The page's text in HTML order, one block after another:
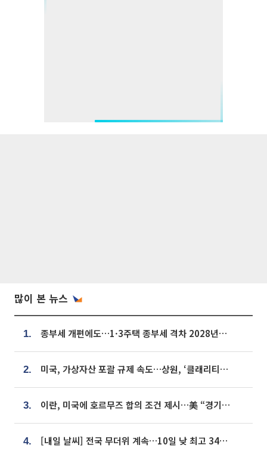
많이 본 뉴스
1. 종부세 개편에도…1·3주택 종부세 격차 2028년부터 확대
2. 미국, 가상자산 포괄 규제 속도…상원, ‘클래리티법’ 9월 절차투표 추진
3. 이란, 미국에 호르무즈 합의 조건 제시…美 “경기 아직 안 끝나” [종합]
4. [내일 날씨] 전국 무더위 계속…10일 낮 최고 34도 육박